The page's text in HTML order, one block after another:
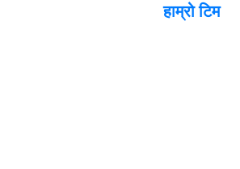
हाम्रो टिम